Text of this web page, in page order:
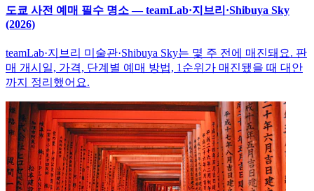
도쿄 사전 예매 필수 명소 — teamLab·지브리·Shibuya Sky
(2026)
teamLab·지브리 미술관·Shibuya Sky는 몇 주 전에 매진돼요. 판
매 개시일, 가격, 단계별 예매 방법, 1순위가 매진됐을 때 대안
까지 정리했어요.